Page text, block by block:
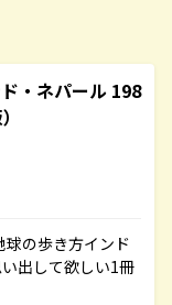
・ネパール 198
の歩き方インド
出して欲しい1冊